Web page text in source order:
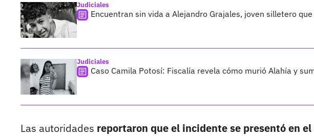
Judiciales
Encuentran sin vida a Alejandro Grajales, joven silletero
Judiciales
Caso Camila Potosí: Fiscalía revela cómo murió Alahía y
Las autoridades reportaron que el incidente se presentó en